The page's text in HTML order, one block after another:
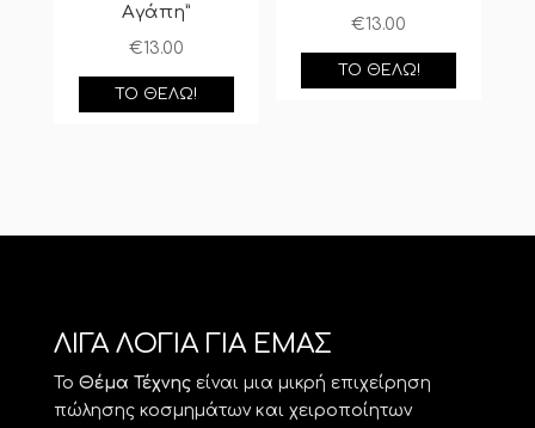
Αγάπη”
€13.00
ΤΟ ΘΈΛΩ!
€13.00
ΤΟ ΘΈΛΩ!
ΛΙΓΑ ΛΟΓΙΑ ΓΙΑ ΕΜΑΣ
Το Θέμα Τέχνηςείναι μια μικρή επιχείρηση
πώλησης κοσμημάτων και χειροποίητων